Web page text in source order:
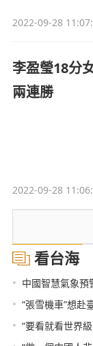
2022-09-28
李盈瑩18分
兩連勝
2022-09-28
看台海
• 中國智慧氣象預
• “張雪機車”想赴
• “要看就看世界